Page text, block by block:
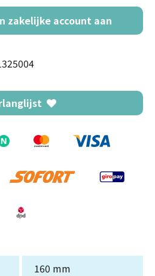
zakelijke account aan
160 mm